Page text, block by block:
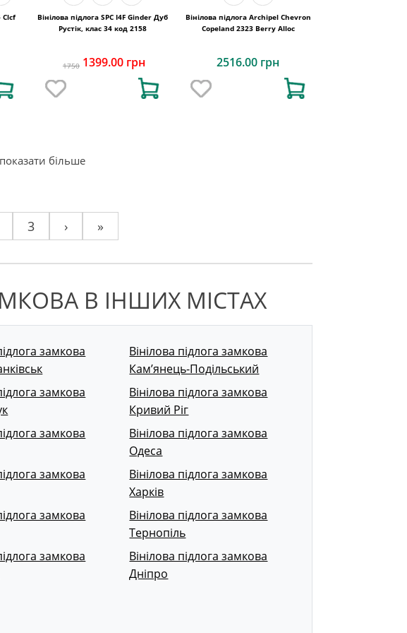
Clcf
Вінілова підлога SPC I4F Ginder Дуб
Рустік, клас 34 код 2158
1750 1399.00 грн
Вінілова підлога Archipel Chevron
Copeland 2323 Berry Alloc
2516.00 грн
показати більше
3 › »
В ІНШИХ МІСТАХ
замкова
Вінілова підлога замкова
Кам’янець-Подільський
замкова
Вінілова підлога замкова
Кривий Ріг
замкова
Вінілова підлога замкова
Одеса
замкова
Вінілова підлога замкова
Харків
замкова
Вінілова підлога замкова
Тернопіль
замкова
Вінілова підлога замкова
Дніпро